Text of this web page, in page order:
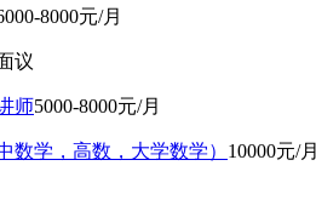
8000元/月
议
师5000-8000元/月
数学，高数，大学数学） 10000元/月